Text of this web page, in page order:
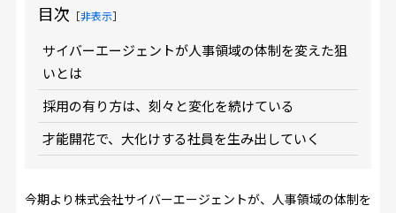
目次 ［非表示］
サイバーエージェントが人事領域の体制を変えた狙
いとは
採用の有り方は、刻々と変化を続けている
才能開花で、大化けする社員を生み出していく
今期より株式会社サイバーエージェントが、人事領域の体制を